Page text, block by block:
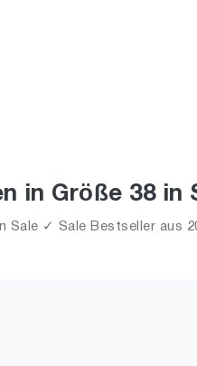
in Größe 38 in
Sale ✓ Sale Bestseller aus